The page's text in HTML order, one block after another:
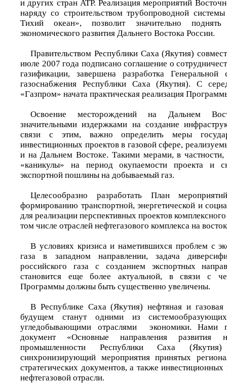
и других стран АТР. Реализация мероприятий
наряду со строительством трубопроводной
Тихий океан», позволит значительно
экономического развития Дальнего Востока России.
Правительством Республики Саха (Якутия)
июле 2007 года подписано соглашение о
газификации, завершена разработка
газоснабжения Республики Саха (Якутия). С
«Газпром» начата практическая реализация
Освоение месторождений на Дальнем
значительными издержками на создание
связи с этим, важно определить меры
инвестиционных проектов в газовой сфере,
и на Дальнем Востоке. Такими мерами, в частности,
«каникулы» на период окупаемости проекта и
экспортной пошлины на добываемый газ.
Целесообразно разработать План
формированию транспортной, энергетической и
для реализации перспективных проектов
том числе отраслей нефтегазового комплекса на
В условиях кризиса и наметившихся проблем с
газа в западном направлении, задача
российского газа с созданием экспортных
становится еще более актуальной, в связи с
Программы должны быть существенно увеличены.
В Республике Саха (Якутия) нефтяная и
будущем станут одними из
угледобывающими отраслями экономики. Нами
документ «Основные направления развития
промышленности Республики Саха
синхронизирующий мероприятия принятых
стратегических документов, а также
нефтегазовой отрасли.